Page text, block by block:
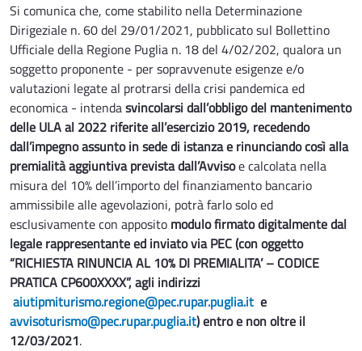
Si comunica che, come stabilito nella Determinazione
Dirigeziale n. 60 del 29/01/2021, pubblicato sul Bollettino
Ufficiale della Regione Puglia n. 18 del 4/02/202, qualora un
soggetto proponente - per sopravvenute esigenze e/o
valutazioni legate al protrarsi della crisi pandemica ed
economica - intendasvincolarsi dall’obbligo del mantenimento
delle ULA al 2022 riferite all’esercizio 2019, recedendo
dall’impegno assunto in sede di istanza e rinunciando così alla
premialità aggiuntiva prevista dall’Avvisoe calcolata nella
misura del 10% dell’importo del finanziamento bancario
ammissibile alle agevolazioni, potrà farlo solo ed
esclusivamente con apposito modulo firmato digitalmente dal
legale rappresentante ed inviato via PEC (con oggetto
“RICHIESTA RINUNCIA AL 10% DI PREMIALITA’ – CODICE
PRATICA CP600XXXX”, agli indirizzi
aiutipmiturismo.regione@pec.rupar.puglia.it e
avvisoturismo@pec.rupar.puglia.it) entro e non oltre il
12/03/2021.